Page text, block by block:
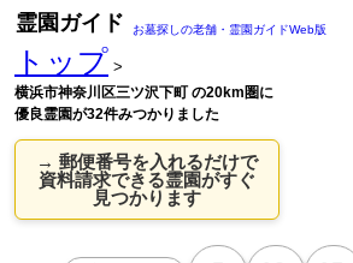
霊園ガイド お墓探しの老舗・霊園ガイドWeb版
トップ >
横浜市神奈川区三ツ沢下町 の20km圏に
優良霊園が32件みつかりました
→ 郵便番号を入れるだけで
資料請求できる霊園がすぐ
見つかります